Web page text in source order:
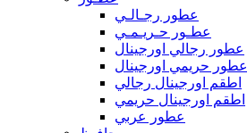
عطور رجـالـي
عطـور حـريـمـي
عطور رجالي اورجينال
عطور حريمي اورجينال
اطقم اورجينال رجالي
اطقم اورجينال حريمي
عطور عربي